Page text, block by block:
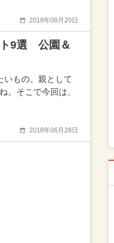
2018年09月20日
ト9選 公園＆
いもの。親として
。そこで今回は、
2018年06月28日